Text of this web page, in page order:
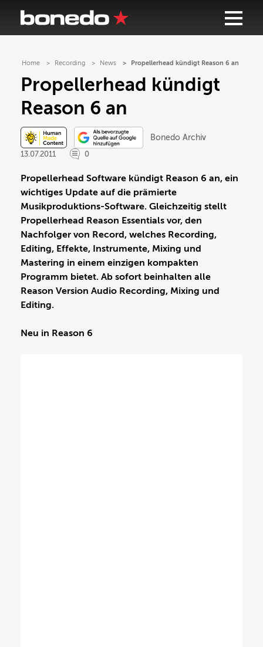
Home Recording News Propellerhead kündigt Reason 6 an
Propellerhead kündigt
Reason 6 an
Bonedo Archiv
13.07.2011
0
Propellerhead Software kündigt Reason 6 an, ein
wichtiges Update auf die prämierte
Musikproduktions-Software. Gleichzeitig stellt
Propellerhead Reason Essentials vor, den
Nachfolger von Record, welches Recording,
Editing, Effekte, Instrumente, Mixing und
Mastering in einem einzigen kompakten
Programm bietet. Ab sofort beinhalten alle
Reason Version Audio Recording, Mixing und
Editing.
Neu in Reason 6